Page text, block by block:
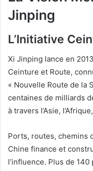
Jinping
L’Initiative
Xi Jinping lance en
Ceinture et Route,
« Nouvelle Route de la
centaines de milliards
à travers l’Asie,
Ports, routes, chemins
Chine finance et
l’influence. Plus de